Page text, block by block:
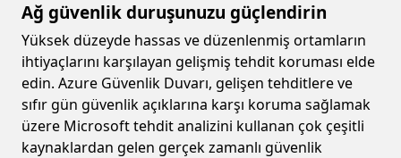
Ağ güvenlik duruşunuzu güçlendirin
Yüksek düzeyde hassas ve düzenlenmiş ortamların
ihtiyaçlarını karşılayan gelişmiş tehdit koruması elde
edin. Azure Güvenlik Duvarı, gelişen tehditlere ve
sıfır gün güvenlik açıklarına karşı koruma sağlamak
üzere Microsoft tehdit analizini kullanan çok çeşitli
kaynaklardan gelen gerçek zamanlı güvenlik